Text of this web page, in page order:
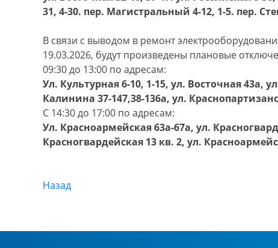
31, 4-30. пер. Магистральный 4-12, 1-5. пер.
В связи с выводом в ремонт
19.03.2026, будут произведены плановые
09:30 до 13:00 по адресам:
Ул. Культурная 6-10, 1-15, ул. Восточная 43а,
Калинина 37-147,38-136а, ул.
С 14:30 до 17:00 по адресам:
Ул. Красноармейская 63а-67а, ул.
Красногвардейская 13 кв. 2, ул.
Назад